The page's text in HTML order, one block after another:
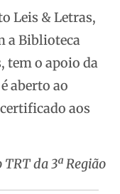
Leis & Letras,
a Biblioteca
tem o apoio da
aberto ao
aos
da 3ª Região